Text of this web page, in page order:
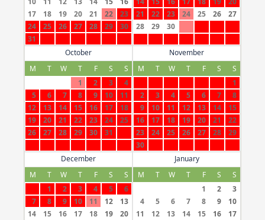
17
18 19 20 21 22
23
24
25 26 27 28 29
30
31
21
22 23 24 25 26
27
28
29 30
October
M
T W T F S
S
1
2 3
4
5
6 7 8 9 10
11
12
13 14 15 16 17
18
19
20 21 22 23 24
25
26
27 28 29 30 31
November
M
T W T F S
S
1
2
3 4 5 6 7
8
9
10 11 12 13 14
15
16
17 18 19 20 21
22
23
24 25 26 27 28
29
30
December
M
T W T F S
S
1
2 3 4 5
6
7
8 9 10 11 12
13
14
15 16 17 18 19
20
January
M
T W T F S
S
1
2
3
4
5 6 7 8 9
10
11
12 13 14 15 16
17